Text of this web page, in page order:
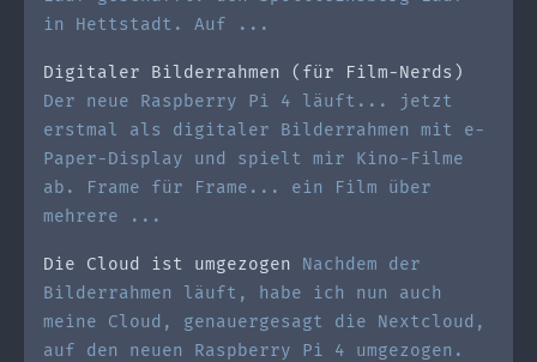
in Hettstadt. Auf ...
Digitaler Bilderrahmen (für Film-Nerds)
Der neue Raspberry Pi 4 läuft... jetzt
erstmal als digitaler Bilderrahmen mit e-
Paper-Display und spielt mir Kino-Filme
ab. Frame für Frame... ein Film über
mehrere ...
Die Cloud ist umgezogen
Nachdem der
Bilderrahmen läuft, habe ich nun auch
meine Cloud, genauergesagt die Nextcloud,
auf den neuen Raspberry Pi 4 umgezogen.